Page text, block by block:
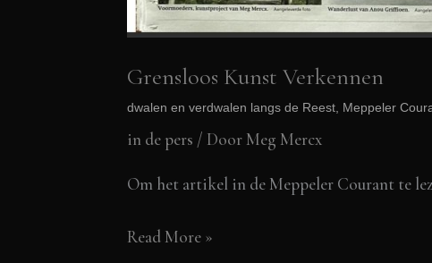
Grensloos Kunst Verkennen
dwalen en verdwalen langs de Reest, Meppeler
in de pers / Door Meg Mercx
Om het artikel in de Meppeler Courant te
Grensloos
Read More »